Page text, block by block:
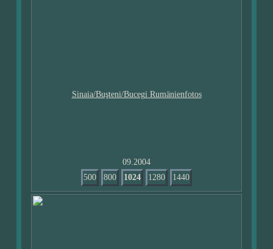
09.2004
500
800 1024 1280 1440